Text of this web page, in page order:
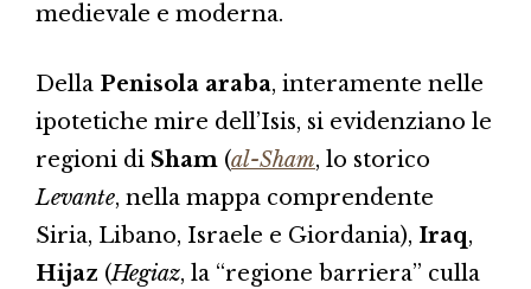
medievale e moderna.
Della Penisola araba, interamente nelle
ipotetiche mire dell’Isis, si evidenziano le
regioni di Sham (al-Sham, lo storico
Levante, nella mappa comprendente
Siria, Libano, Israele e Giordania), Iraq,
Hijaz (Hegiaz, la “regione barriera” culla